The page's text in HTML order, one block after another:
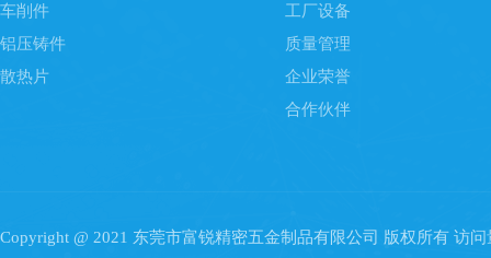
车削件
铝压铸件
散热片
工厂设备
质量管理
企业荣誉
合作伙伴
Copyright @ 2021 东莞市富锐精密五金制品有限公司 版权所有 访问